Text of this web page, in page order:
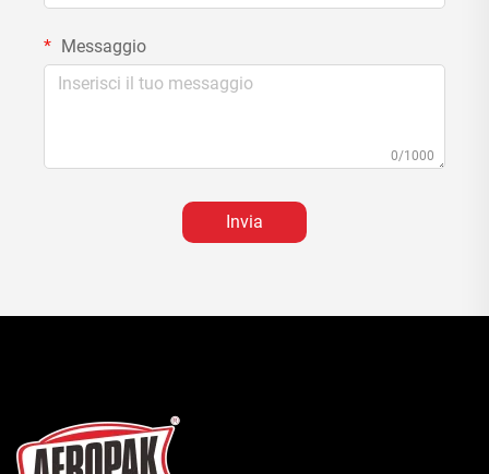
Messaggio
0/1000
Invia